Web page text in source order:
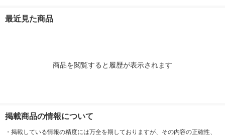
最近見た商品
商品を閲覧すると履歴が表示されます
掲載商品の情報について
・ 掲載している情報の精度には万全を期しておりますが、その内容の正確性、